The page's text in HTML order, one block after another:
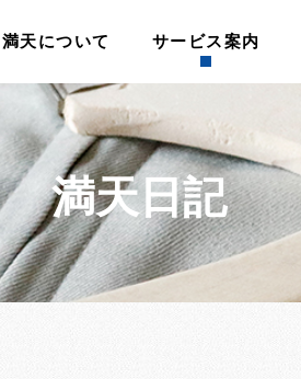
満天について サービス案内
満天日記